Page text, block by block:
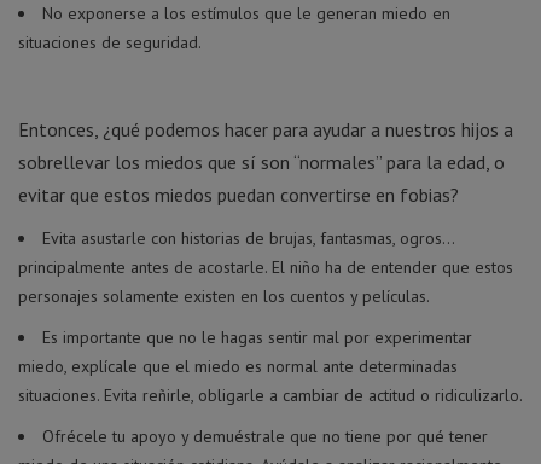
No exponerse a los estímulos que le generan miedo en
situaciones de seguridad.
Entonces, ¿qué podemos hacer para ayudar a nuestros hijos a
sobrellevar los miedos que sí son “normales” para la edad, o
evitar que estos miedos puedan convertirse en fobias?
Evita asustarle con historias de brujas, fantasmas, ogros…
principalmente antes de acostarle. El niño ha de entender que estos
personajes solamente existen en los cuentos y películas.
Es importante que no le hagas sentir mal por experimentar
miedo, explícale que el miedo es normal ante determinadas
situaciones. Evita reñirle, obligarle a cambiar de actitud o ridiculizarlo.
Ofrécele tu apoyo y demuéstrale que no tiene por qué tener